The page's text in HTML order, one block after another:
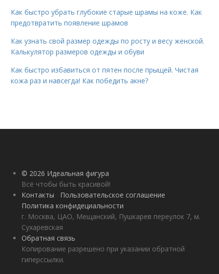
Как быстро убрать глубокие старые шрамы на коже. Как
предотвратить появление шрамов
Как узнать свой размер одежды по росту и весу женской.
Калькулятор размеров одежды и обуви
Как быстро избавиться от пятен после прыщей. Чистая
кожа раз и навсегда! Как победить акне?
© 2026 Идеальная фигура
Всё чтобы быть красивой!
Контакты
Пользовательское соглашение
Политика конфидециальности
г. Москва, ЦАО, Мещанский, Пушкарев переулок 7, м.
Сухаревская
Обратная связь
Копирование разрешено при указании обратной
гиперссылки.